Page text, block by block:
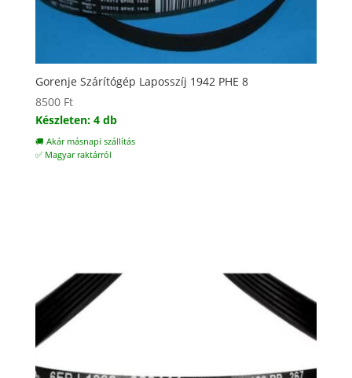
Gorenje Szárítógép Laposszíj 1942 PHE 8
8500 Ft
Készleten: 4 db
🚚 Akár másnapi szállítás
✅ Magyar raktárról